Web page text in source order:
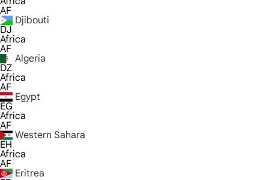
AF
Djibouti
DJ
Africa
AF
Algeria
DZ
Africa
AF
Egypt
EG
Africa
AF
Western Sahara
EH
Africa
AF
Eritrea